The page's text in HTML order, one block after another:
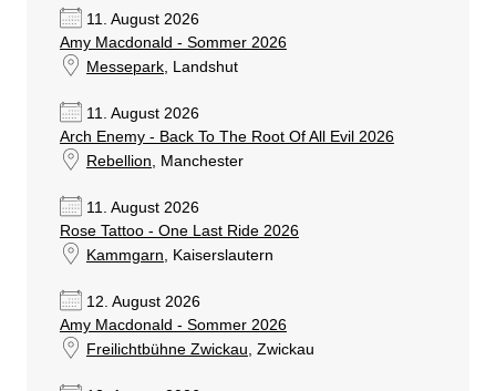
11. August 2026
Amy Macdonald - Sommer 2026
Messepark, Landshut
11. August 2026
Arch Enemy - Back To The Root Of All Evil 2026
Rebellion , Manchester
11. August 2026
Rose Tattoo - One Last Ride 2026
Kammgarn , Kaiserslautern
12. August 2026
Amy Macdonald - Sommer 2026
Freilichtbühne Zwickau , Zwickau